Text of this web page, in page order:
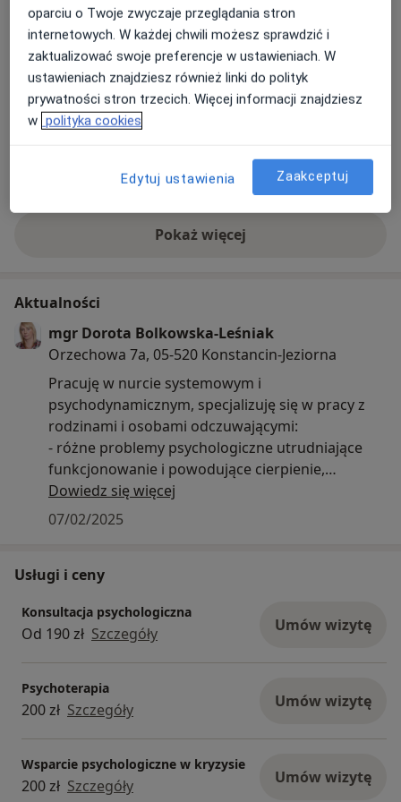
Psychologicznego.
Zdjęcia i filmy
Zobacz galerię (3)
Pokaż więcejo doświadczeniu
Aktualności
mgr Dorota Bolkowska-Leśniak
Orzechowa 7a, 05-520 Konstancin-Jeziorna
Pracuję w nurcie systemowym i
psychodynamicznym, specjalizuję się w pracy z
rodzinami i osobami odczuwającymi:
- różne problemy psychologiczne utrudniające
funkcjonowanie i powodujące cierpienie,
- kryzysy rozwojowe wynikające min. ze zmiany
szkoły lub pracy, zawarcia związku małżeńskiego,
- stany depresyjne,
- trudności w relacjach partnerskich lub
społecznych,
- trudności w radzeniu sobie z napięciem, złością,
- trudności w radzeniu sobie ze stresem,
- obniżoną samoocenę,
Dowiedz się więcej
07/02/2025
Usługi i ceny
Konsultacja psychologiczna
Od 190 zł Szczegóły Umów wizytę
Psychoterapia
200 zł Szczegóły Umów wizytę
Wsparcie psychologiczne w kryzysie
200 zł Szczegóły Umów wizytę
oparciu o Twoje zwyczaje przeglądania stron
internetowych. W każdej chwili możesz sprawdzić i
zaktualizować swoje preferencje w ustawieniach. W
ustawieniach znajdziesz również linki do polityk
prywatności stron trzecich. Więcej informacji znajdziesz
w polityka cookies
Edytuj ustawienia Zaakceptuj